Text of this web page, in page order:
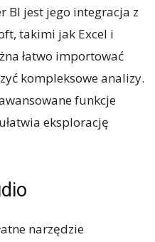
BI jest jego integracja z
takimi jak Excel i
łatwo importować
kompleksowe analizy.
funkcje
eksplorację
narzędzie